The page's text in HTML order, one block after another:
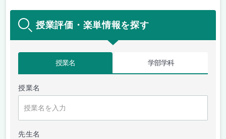
授業評価・楽単情報を探す
授業名 学部学科
授業名
先生名